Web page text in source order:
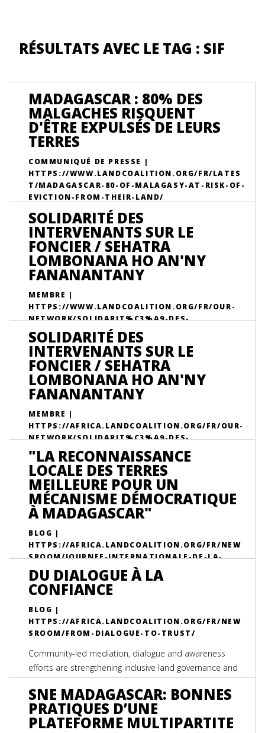
RÉSULTATS AVEC LE TAG : SIF
MADAGASCAR : 80% DES
MALGACHES RISQUENT
D'ÊTRE EXPULSÉS DE LEURS
TERRES
COMMUNIQUÉ DE PRESSE |
HTTPS://WWW.LANDCOALITION.ORG/FR/LATES
T/MADAGASCAR-80-OF-MALAGASY-AT-RISK-OF-
EVICTION-FROM-THEIR-LAND/
SOLIDARITÉ DES
INTERVENANTS SUR LE
FONCIER / SEHATRA
LOMBONANA HO AN'NY
FANANANTANY
MEMBRE |
HTTPS://WWW.LANDCOALITION.ORG/FR/OUR-
NETWORK/SOLIDARIT%C3%A9-DES-
INTERVENANTS-SUR-LE-FONCIER-SEHATRA-
LOMBONANA-HO-ANNY-FANANANTANY/
SOLIDARITÉ DES
INTERVENANTS SUR LE
FONCIER / SEHATRA
LOMBONANA HO AN'NY
FANANANTANY
MEMBRE |
HTTPS://AFRICA.LANDCOALITION.ORG/FR/OUR-
NETWORK/SOLIDARIT%C3%A9-DES-
INTERVENANTS-SUR-LE-FONCIER-SEHATRA-
LOMBONANA-HO-ANNY-FANANANTANY/
"LA RECONNAISSANCE
LOCALE DES TERRES
MEILLEURE POUR UN
MÉCANISME DÉMOCRATIQUE
À MADAGASCAR"
BLOG |
HTTPS://AFRICA.LANDCOALITION.ORG/FR/NEW
SROOM/JOURNEE-INTERNATIONALE-DE-LA-
DEMOCRATIE-2022-ENTRETIEN/
DU DIALOGUE À LA
CONFIANCE
BLOG |
HTTPS://AFRICA.LANDCOALITION.ORG/FR/NEW
SROOM/FROM-DIALOGUE-TO-TRUST/
Community-led mediation, dialogue and awareness
efforts are strengthening inclusive land governance and
secure tenure in Madagascar’s Menabe and Melaky
regions.
SNE MADAGASCAR: BONNES
PRATIQUES D’UNE
PLATEFORME MULTIPARTITE